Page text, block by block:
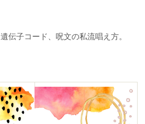
遺伝子コード、呪文の私流唱え方。